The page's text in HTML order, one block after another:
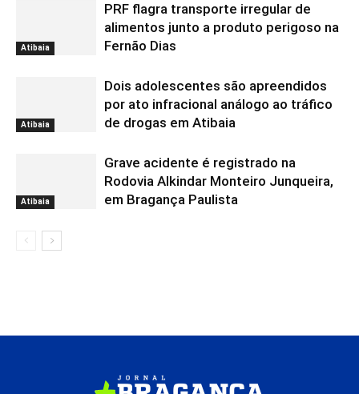
Atibaia
PRF flagra transporte irregular de
alimentos junto a produto perigoso na
Fernão Dias
Atibaia
Dois adolescentes são apreendidos
por ato infracional análogo ao tráfico
de drogas em Atibaia
Atibaia
Grave acidente é registrado na
Rodovia Alkindar Monteiro Junqueira,
em Bragança Paulista